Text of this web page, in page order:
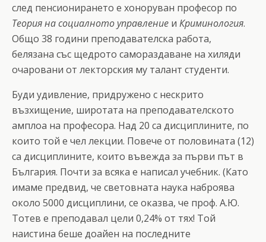
след пенсионирането е хоноруван професор по
Теория на социалното управление и Криминология.
Общо 38 години преподавателска работа,
белязана със щедрото самораздаване на хиляди
очаровани от лекторския му талант студенти.
Буди удивление, придружено с нескрито
възхищение, широтата на преподавателското
амплоа на професора. Над 20 са дисциплините, по
които той е чел лекции. Повече от половината (12)
са дисциплините, които въвежда за първи път в
България. Почти за всяка е написал учебник. (Като
имаме предвид, че световната наука наброява
около 5000 дисциплини, се оказва, че проф. А.Ю.
Тотев е преподавал цели 0,24% от тях! Той
наистина беше доайен на последните